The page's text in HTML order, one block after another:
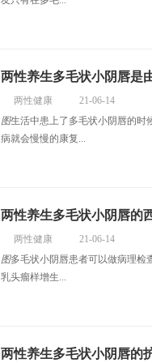
两性养生多毛状小阴唇是
两性健康
21-06-14
图生活中患上了多毛状小阴唇的时
病就会慢慢的康复...
两性养生多毛状小阴唇的
两性健康
21-06-14
图多毛状小阴唇患者可以做病理检
乳头瘤样增生...
两性养生多毛状小阴唇的